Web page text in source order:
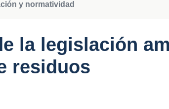
y normatividad
la legislación
residuos